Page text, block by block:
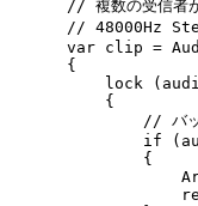
// 複数の受信者
// 48000Hz
var clip =
    {
lock
        {
// バッ
if
            {